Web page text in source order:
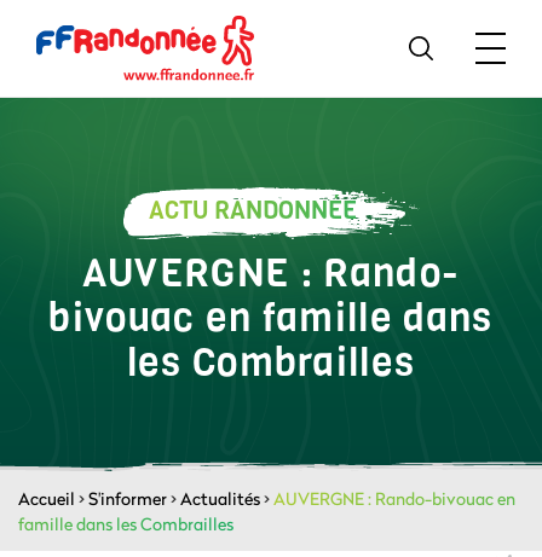
ACTU RANDONNÉE
AUVERGNE : Rando-
bivouac en famille dans
les Combrailles
Accueil >S'informer>Actualités>AUVERGNE : Rando-bivouac en
famille dans les Combrailles